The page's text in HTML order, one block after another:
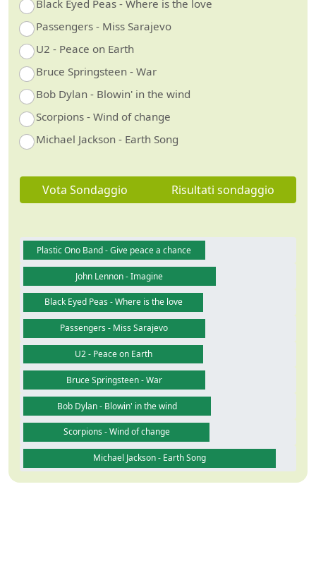
Black Eyed Peas - Where is the love
Passengers - Miss Sarajevo
U2 - Peace on Earth
Bruce Springsteen - War
Bob Dylan - Blowin' in the wind
Scorpions - Wind of change
Michael Jackson - Earth Song
Vota Sondaggio Risultati sondaggio
Plastic Ono Band - Give peace a chance
John Lennon - Imagine
Black Eyed Peas - Where is the love
Passengers - Miss Sarajevo
U2 - Peace on Earth
Bruce Springsteen - War
Bob Dylan - Blowin' in the wind
Scorpions - Wind of change
Michael Jackson - Earth Song